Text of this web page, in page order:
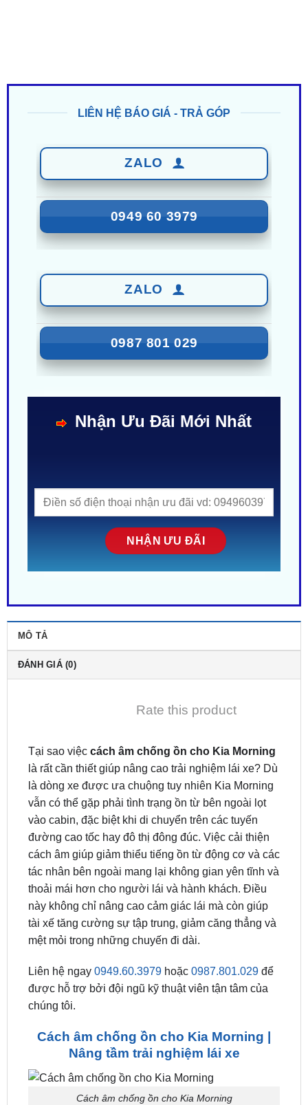
LIÊN HỆ BÁO GIÁ - TRẢ GÓP
ZALO
0949 60 3979
ZALO
0987 801 029
Rate this product
Tại sao việccách âm chống ồn cho Kia Morning
là rất cần thiết giúp nâng cao trải nghiệm lái xe? Dù
là dòng xe được ưa chuộng tuy nhiên Kia Morning
vẫn có thể gặp phải tình trạng ồn từ bên ngoài lọt
vào cabin, đặc biệt khi di chuyển trên các tuyến
đường cao tốc hay đô thị đông đúc. Việc cải thiện
cách âm giúp giảm thiểu tiếng ồn từ động cơ và các
tác nhân bên ngoài mang lại không gian yên tĩnh và
thoải mái hơn cho người lái và hành khách. Điều
tài xế tăng cường sự tập trung, giảm căng thẳng và
mệt mỏi trong những chuyến đi dài.
được hỗ trợ bởi đội ngũ kỹ thuật viên tận tâm của
chúng tôi.
Cách âm chống ồn cho Kia Morning |